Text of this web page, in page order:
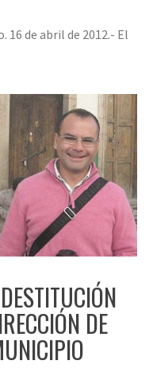
16 de abril de 2012.- El
DE